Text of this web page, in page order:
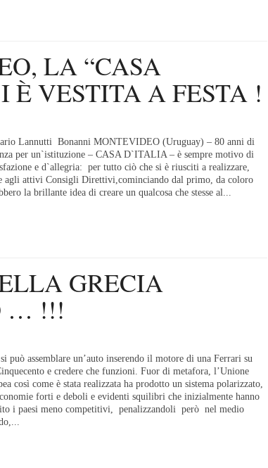
LA “CASA
È VESTITA A FESTA !
Lannutti Bonanni MONTEVIDEO (Uruguay) – 80 anni di
per un`istituzione – CASA D`ITALIA – è sempre motivo di
e d`allegria: per tutto ciò che si è riusciti a realizzare,
agli attivi Consigli Direttivi,cominciando dal primo, da coloro
la brillante idea di creare un qualcosa che stesse al...
GRECIA
… !!!
può assemblare un’auto inserendo il motore di una Ferrari su
e credere che funzioni. Fuor di metafora, l’Unione
così come è stata realizzata ha prodotto un sistema polarizzato,
forti e deboli e evidenti squilibri che inizialmente hanno
i paesi meno competitivi, penalizzandoli però nel medio